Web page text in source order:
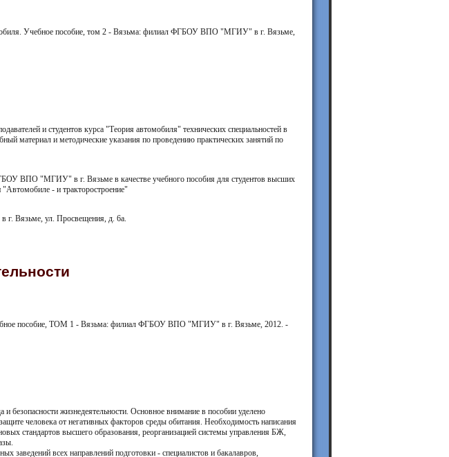
Учебное пособие, том 2 - Вязьма: филиал ФГБОУ ВПО "МГИУ" в г. Вязьме,
и студентов курса "Теория автомобиля" технических специальностей в
материал и методические указания по проведению практических занятий по
ВПО "МГИУ" в г. Вязьме в качестве учебного пособия для студентов высших
- и тракторостроение"
Вязьме, ул. Просвещения, д. 6а.
пособие, ТОМ 1 - Вязьма: филиал ФГБОУ ВПО "МГИУ" в г. Вязьме, 2012. -
безопасности жизнедеятельности. Основное внимание в пособии уделено
человека от негативных факторов среды обитания. Необходимость написания
стандартов высшего образования, реорганизацией системы управления БЖ,
заведений всех направлений подготовки - специалистов и бакалавров,